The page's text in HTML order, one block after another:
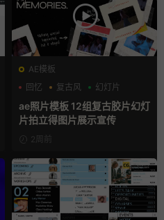
AE模板
回忆
复古风 幻灯片
ae照片模板 12组复古胶片幻灯
片拍立得图片展示宣传
2周前